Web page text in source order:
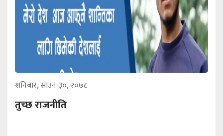
शनिबार, साउन ३०, २०७८
तुच्छ राजनीति